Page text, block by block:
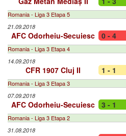
Romania - Liga 3 Etapa 5
21.09.2018
AFC Odorheiu-Secuiesc 0 - 4
Romania - Liga 3 Etapa 4
14.09.2018
CFR 1907 Cluj II 1 - 1
Romania - Liga 3 Etapa 3
07.09.2018
AFC Odorheiu-Secuiesc 3 - 1
Romania - Liga 3 Etapa 2
31.08.2018